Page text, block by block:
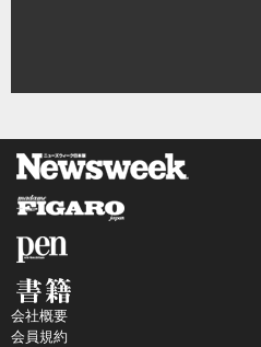
会社概要
会員規約